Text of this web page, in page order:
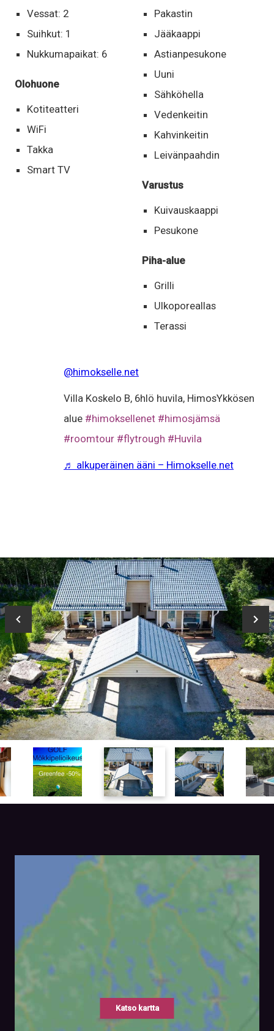
Vessat: 2
Suihkut: 1
Nukkumapaikat: 6
Olohuone
Kotiteatteri
WiFi
Takka
Smart TV
Pakastin
Jääkaappi
Astianpesukone
Uuni
Sähköhella
Vedenkeitin
Kahvinkeitin
Leivänpaahdin
Varustus
Kuivauskaappi
Pesukone
Piha-alue
Grilli
Ulkoporeallas
Terassi
@himokselle.net
Villa Koskelo B, 6hlö huvila, HimosYkkösen
alue #himoksellenet #himosjämsä
#roomtour #flytrough #Huvila
♬ alkuperäinen ääni – Himokselle.net
Katso kartta